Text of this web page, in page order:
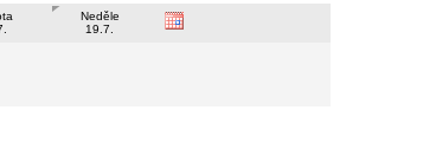
Neděle
19.7.